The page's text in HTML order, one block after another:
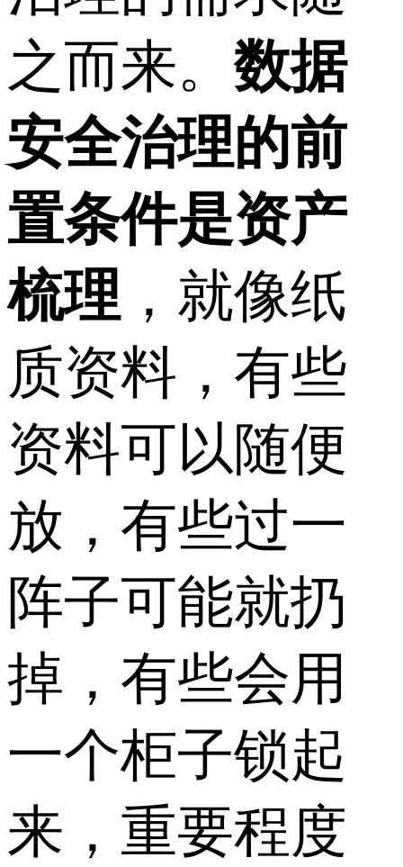
之而来。数据
安全治理的前
置条件是资产
梳理 ，就像纸
质资料，有些
资料可以随便
放，有些过一
阵子可能就扔
掉，有些会用
一个柜子锁起
来，重要程度